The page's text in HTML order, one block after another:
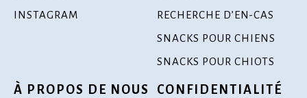
INSTAGRAM
RECHERCHE D’EN-CAS
SNACKS POUR CHIENS
SNACKS POUR CHIOTS
À PROPOS DE NOUS CONFIDENTIALITÉ